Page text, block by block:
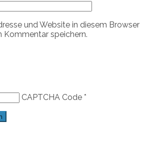
und Website in diesem Browser
Kommentar speichern.
CAPTCHA Code *